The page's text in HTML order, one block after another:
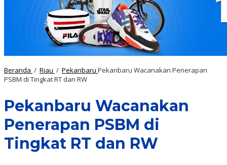
Beranda / Riau / Pekanbaru Pekanbaru Wacanakan Penerapan
PSBM di Tingkat RT dan RW
Pekanbaru Wacanakan
Penerapan PSBM di
Tingkat RT dan RW